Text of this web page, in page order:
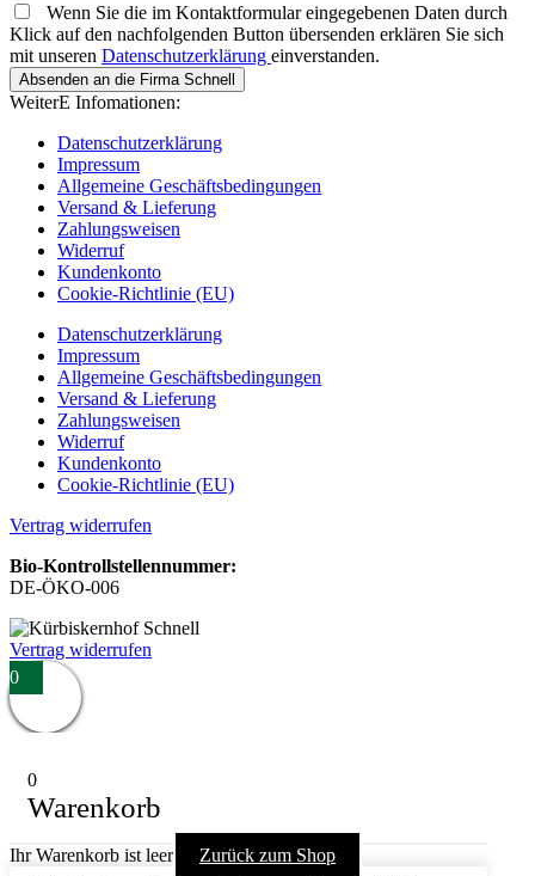
Wenn Sie die im Kontaktformular eingegebenen Daten durch
Klick auf den nachfolgenden Button übersenden erklären Sie sich
mit unseren Datenschutzerklärung einverstanden.
Absenden an die Firma Schnell
WeiterE Infomationen:
Datenschutzerklärung
Impressum
Allgemeine Geschäftsbedingungen
Versand & Lieferung
Zahlungsweisen
Widerruf
Kundenkonto
Cookie-Richtlinie (EU)
Datenschutzerklärung
Impressum
Allgemeine Geschäftsbedingungen
Versand & Lieferung
Zahlungsweisen
Widerruf
Kundenkonto
Cookie-Richtlinie (EU)
Vertrag widerrufen
Bio-Kontrollstellennummer:
DE-ÖKO-006
Vertrag widerrufen
0
0
Warenkorb
Ihr Warenkorb ist leer Zurück zum Shop